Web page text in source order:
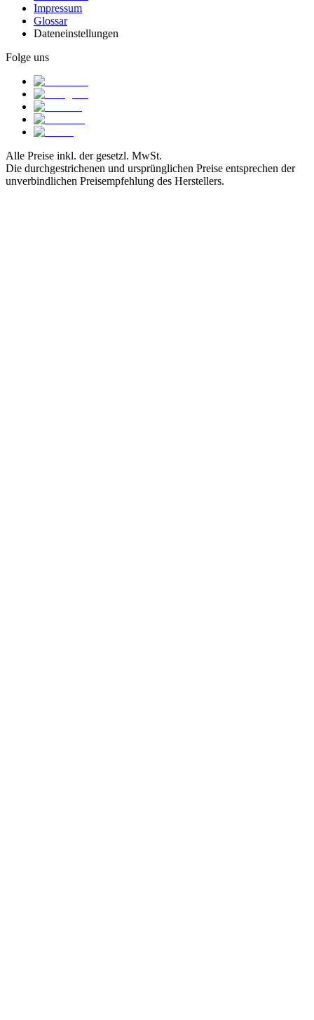
Impressum
Glossar
Dateneinstellungen
Folge uns
Alle Preise inkl. der gesetzl. MwSt.
Die durchgestrichenen und ursprünglichen Preise entsprechen der
unverbindlichen Preisempfehlung des Herstellers.